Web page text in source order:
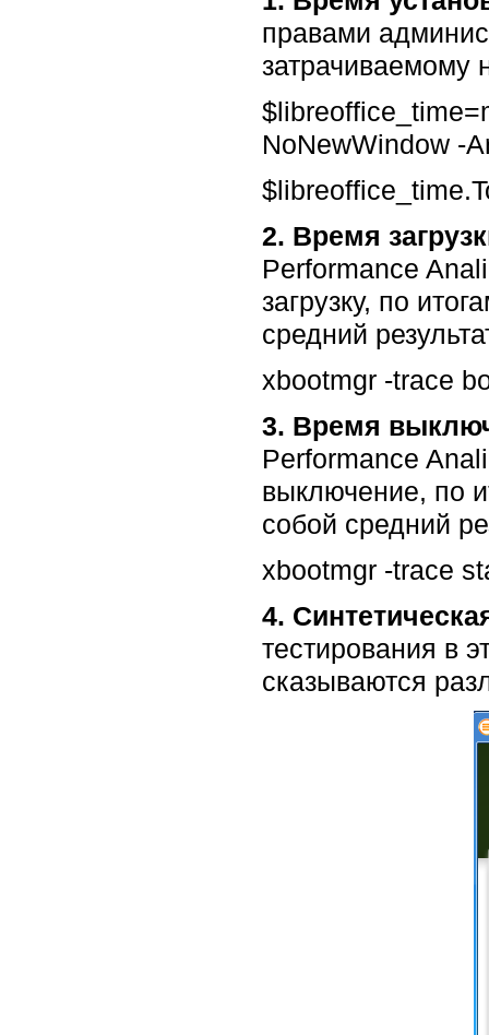
правами
затрачиваемому
NoNewWindow -
2. Время
Performance
загрузку, по
средний
xbootmgr -trace
3. Время
Performance
выключение, по
собой средний
xbootmgr -trace
4.
тестирования в
сказываются